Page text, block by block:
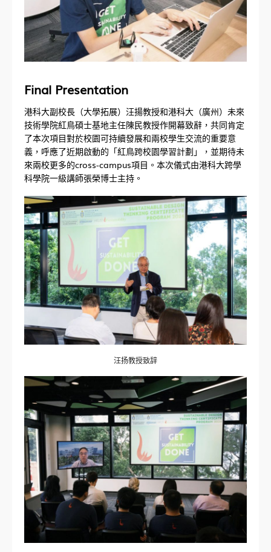
Final Presentation
港科大副校長（大學拓展）汪揚教授和港科大（廣州）未來
技術學院紅鳥碩士基地主任陳民教授作開幕致辭，共同肯定
了本次項目對於校園可持續發展和兩校學生交流的重要意
義，呼應了近期啟動的「紅鳥跨校園學習計劃」，並期待未
來兩校更多的cross-campus項目。本次儀式由港科大跨學
科學院一級講師張榮博士主持。
汪扬教授致辞